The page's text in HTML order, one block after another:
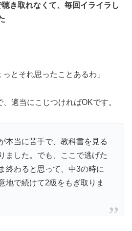
き取れなくて、毎回イライラし
っとそれ思ったことあるわ」
適当にこじつければOKです。
本当に苦手で、教科書を見る
ました。でも、ここで逃げた
終わると思って、中3の時に
地で続けて2級をもぎ取りま